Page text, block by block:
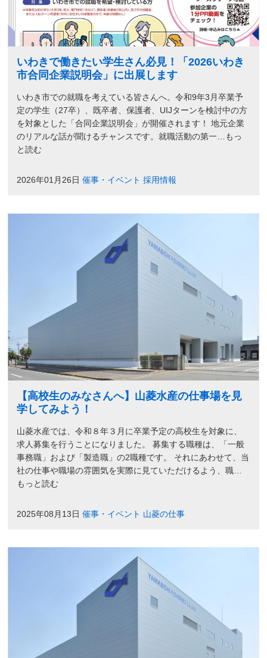
いわきで働きたい学生さん必見！「2026いわき
市合同企業説明会」に出展します
いわき市での就職を考えている皆さんへ。令和9年3月卒業予
定の学生（27卒）、既卒者、保護者、UIJターンを検討中の方
を対象とした「合同企業説明会」が開催されます！ 地元企業
のリアルな話が聞けるチャンスです。就職活動の第一…もっ
と読む
2026年01月26日催事・イベント 採用情報
【高校生のみなさんへ】山菱水産の仕事場を見
学してみよう！
山菱水産では、令和８年３月に卒業予定の高校生を対象に、
求人募集を行うことになりました。 募集する職種は、「一般
事務職」および「製造職」の2職種です。 それにあわせて、当
社の仕事や職場の雰囲気を実際に見ていただけるよう、職…
もっと読む
2025年08月13日催事・イベント 山菱の仕事